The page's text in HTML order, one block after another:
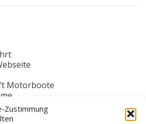
Zustimmung
Motorboote